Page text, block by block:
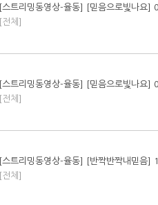
[스트리밍동영상-율동] [믿음으로빛나요]
[전체]
[스트리밍동영상-율동] [믿음으로빛나요]
[전체]
[스트리밍동영상-율동] [반짝반짝내믿음]
[전체]